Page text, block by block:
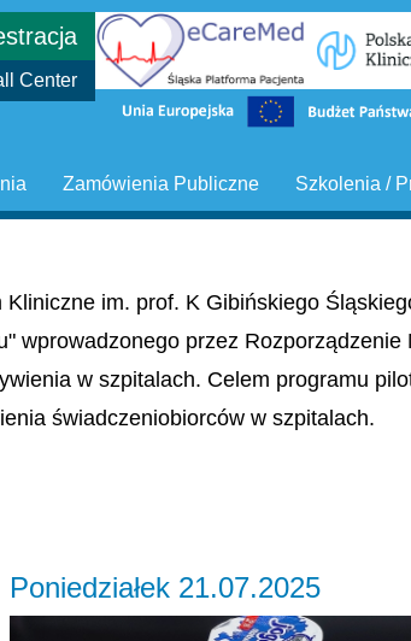
Center
Szkolenia /
Zamówienia Publiczne
im. prof. K Gibińskiego
wprowadzonego przez
w szpitalach. Celem programu
świadczeniobiorców w szpitalach.
Poniedziałek 21.07.2025